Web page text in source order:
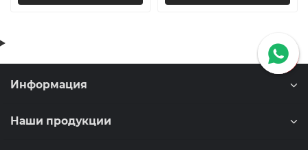
Информация
Наши продукции